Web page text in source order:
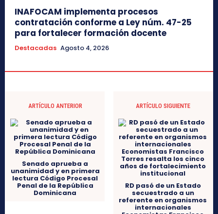
INAFOCAM implementa procesos
contratación conforme a Ley núm. 47-25
para fortalecer formación docente
Destacadas Agosto 4, 2026
ARTÍCULO ANTERIOR
Senado aprueba a
unanimidad y en primera
lectura Código Procesal
Penal de la República
Dominicana
ARTÍCULO SIGUIENTE
RD pasó de un Estado
secuestrado a un
referente en organismos
internacionales